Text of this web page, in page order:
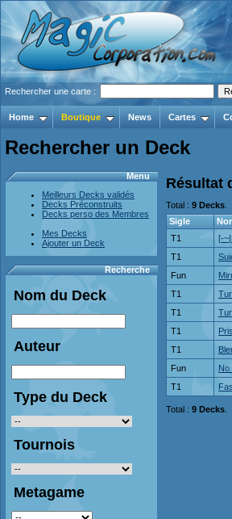
Rechercher une carte :
Home Boutique News Cartes
Rechercher un Deck
Menu
Meilleurs Decks validés
Decks Préconstruits
Decks perso des Membres
Mes Decks
Ajouter un Deck
Recherche
Nom du Deck
Auteur
Type du Deck
Tournois
Metagame
Résultat
Total : 9 Decks
Sigle
T1
[-
T1
Fun
T1
T1
T1
T1
Fun
No
T1
Total : 9 Decks